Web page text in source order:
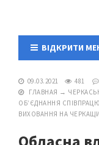
ВІДКРИТИ
09.03.2021 481
ГЛАВНАЯ →
ОБ’ЄДНАННЯ
ВИХОВАННЯ НА